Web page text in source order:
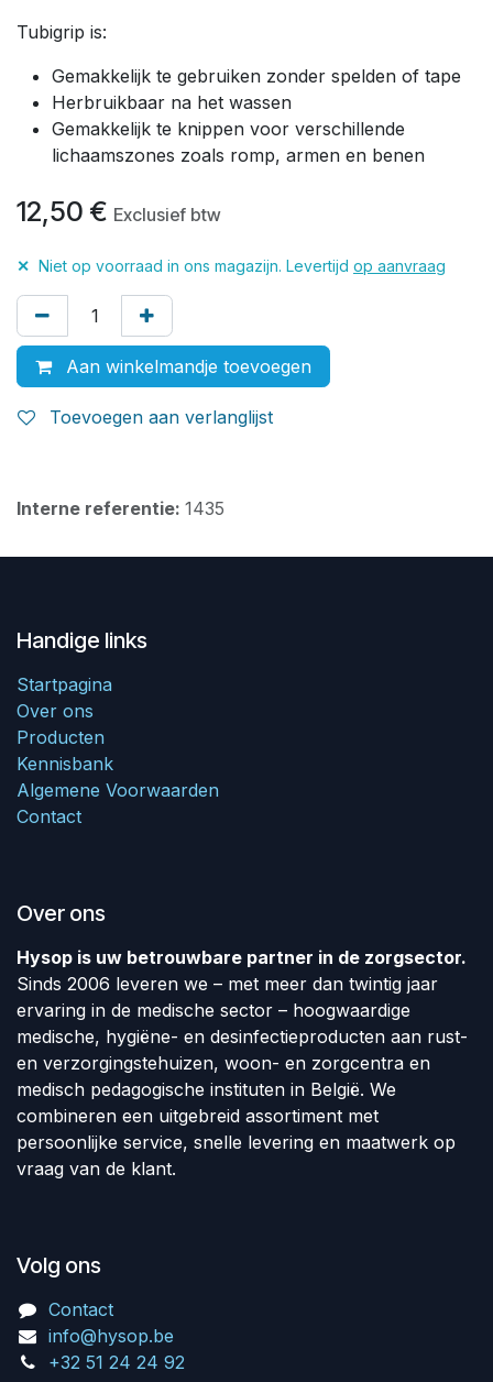
Tubigrip is:
Gemakkelijk te gebruiken zonder spelden of tape
Herbruikbaar na het wassen
Gemakkelijk te knippen voor verschillende
lichaamszones zoals romp, armen en benen
12,50 € Exclusief btw
✕ Niet op voorraad in ons magazijn. Levertijd op aanvraag
Aan winkelmandje toevoegen
Toevoegen aan verlanglijst
Interne referentie: 1435
Handige links
Startpagina
Over ons
Producten
Kennisbank
Algemene Voorwaarden
Contact
Over ons
Hysop is uw betrouwbare partner in de zorgsector.
Sinds 2006 leveren we – met meer dan twintig jaar
ervaring in de medische sector – hoogwaardige
medische, hygiëne- en desinfectieproducten aan rust-
en verzorgingstehuizen, woon- en zorgcentra en
medisch pedagogische instituten in België. We
combineren een uitgebreid assortiment met
persoonlijke service, snelle levering en maatwerk op
vraag van de klant.
Volg ons
Contact
info@hysop.be
+32 51 24 24 92